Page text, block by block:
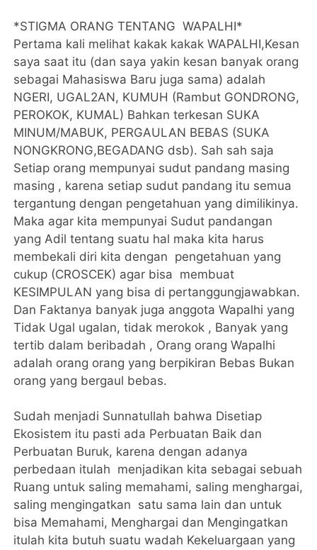
*STIGMA ORANG TENTANG WAPALHI*
Pertama kali melihat kakak kakak WAPALHI,Kesan
saya saat itu (dan saya yakin kesan banyak orang
sebagai Mahasiswa Baru juga sama) adalah
NGERI, UGAL2AN, KUMUH (Rambut GONDRONG,
PEROKOK, KUMAL) Bahkan terkesan SUKA
MINUM/MABUK, PERGAULAN BEBAS (SUKA
NONGKRONG,BEGADANG dsb). Sah sah saja
Setiap orang mempunyai sudut pandang masing
masing , karena setiap sudut pandang itu semua
tergantung dengan pengetahuan yang dimilikinya.
Maka agar kita mempunyai Sudut pandangan
yang Adil tentang suatu hal maka kita harus
membekali diri kita dengan pengetahuan yang
cukup (CROSCEK) agar bisa membuat
KESIMPULAN yang bisa di pertanggungjawabkan.
Dan Faktanya banyak juga anggota Wapalhi yang
Tidak Ugal ugalan, tidak merokok , Banyak yang
tertib dalam beribadah , Orang orang Wapalhi
adalah orang orang yang berpikiran Bebas Bukan
orang yang bergaul bebas.
Sudah menjadi Sunnatullah bahwa Disetiap
Ekosistem itu pasti ada Perbuatan Baik dan
Perbuatan Buruk, karena dengan adanya
perbedaan itulah menjadikan kita sebagai sebuah
Ruang untuk saling memahami, saling menghargai,
saling mengingatkan satu sama lain dan untuk
bisa Memahami, Menghargai dan Mengingatkan
itulah kita butuh suatu wadah Kekeluargaan yang